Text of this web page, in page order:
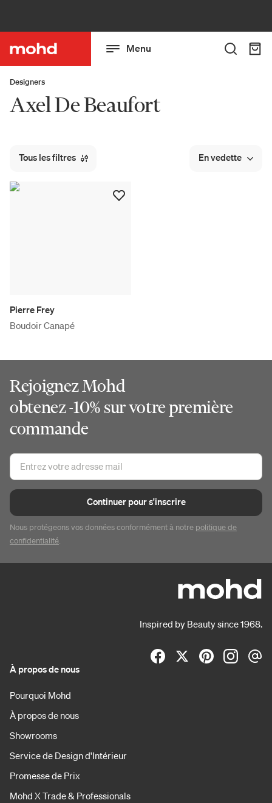
Menu
Designers
Axel De Beaufort
Tous les filtres En vedette
Pierre Frey
Boudoir Canapé
Rejoignez Mohd
obtenez -10% sur votre première
commande
Continuer pour s'inscrire
Nous protégeons vos données conformément à notre politique de
confidentialité.
Inspired by Beauty since 1968.
À propos de nous
Pourquoi Mohd
À propos de nous
Showrooms
Service de Design d'Intérieur
Promesse de Prix
Mohd X Trade & Professionals